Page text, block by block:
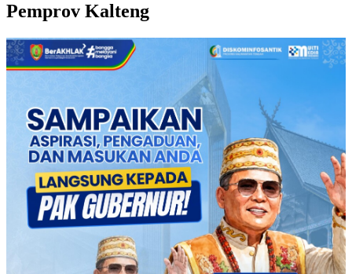
Pemprov Kalteng